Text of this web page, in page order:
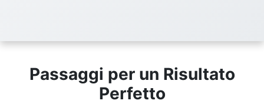
Passaggi per un Risultato
Perfetto